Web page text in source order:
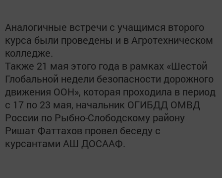
Аналогичные встречи с учащимся второго
курса были проведены и в Агротехническом
колледже.
Также 21 мая этого года в рамках «Шестой
Глобальной недели безопасности дорожного
движения ООН», которая проходила в период
с 17 по 23 мая, начальник ОГИБДД ОМВД
России по Рыбно-Слободскому району
Ришат Фаттахов провел беседу с
курсантами АШ ДОСААФ.